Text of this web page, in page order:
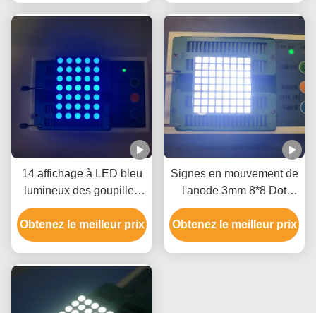
14 affichage à LED bleu
lumineux des goupilles
635nm 100mcd 5x7 Dot
Matrix
Obtenez le meilleur prix
Signes en mouvement de
l'anode 3mm 8*8 Dot
Matrix Led Display For de
rangée
Obtenez le meilleur prix